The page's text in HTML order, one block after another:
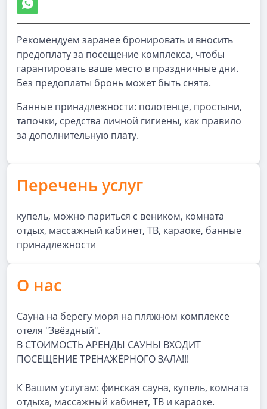
Рекомендуем заранее бронировать и вносить
предоплату за посещение комплекса, чтобы
гарантировать ваше место в праздничные дни.
Без предоплаты бронь может быть снята.
Банные принадлежности: полотенце, простыни,
тапочки, средства личной гигиены, как правило
за дополнительную плату.
Перечень услуг
купель, можно париться с веником, комната
отдых, массажный кабинет, ТВ, караоке, банные
принадлежности
О нас
Сауна на берегу моря на пляжном комплексе
отеля "Звёздный".
В СТОИМОСТЬ АРЕНДЫ САУНЫ ВХОДИТ
ПОСЕЩЕНИЕ ТРЕНАЖЁРНОГО ЗАЛА!!!
К Вашим услугам: финская сауна, купель, комната
отдыха, массажный кабинет, ТВ и караоке.